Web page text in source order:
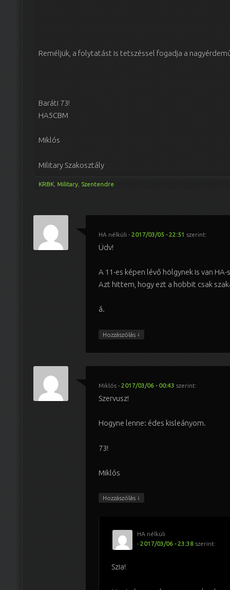
Reméljük, a folytatást is tetszéssel fogadja a
Baráti 73!
HA5CBM
Miklós
Military Szakosztály
KRBK, Military Szentendre
HA nélküli - 2017/03/05 - 22:51 szerint:
Üdv!
A 11-es képen lévő hölgynek is van HA-
Azt hittem, hogy ezt a hobbit csak
á.
Hozzászólás ↓
Miklós- 2017/03/06 - 00:43 szerint:
Szervusz!
Hogyne lenne: édes kisleányom.
73!
Miklós
Hozzászólás ↓
HA nélküli
- 2017/03/06 - 23:38 szerint:
Szia!